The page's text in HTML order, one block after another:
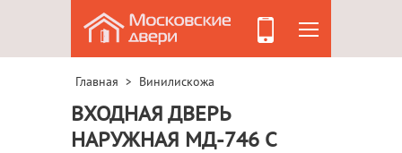
Главная > Винилискожа
ВХОДНАЯ ДВЕРЬ
НАРУЖНАЯ МД-746 С